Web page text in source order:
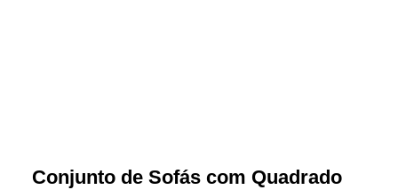
Conjunto de Sofás com Quadrado